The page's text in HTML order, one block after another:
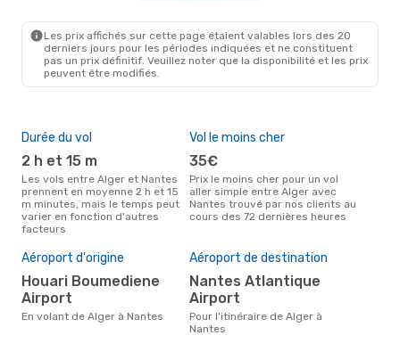
Les prix affichés sur cette page étaient valables lors des 20
derniers jours pour les périodes indiquées et ne constituent
pas un prix définitif. Veuillez noter que la disponibilité et les prix
peuvent être modifiés.
Durée du vol
2 h et 15 m
Les vols entre Alger et Nantes
prennent en moyenne 2 h et 15
m minutes, mais le temps peut
varier en fonction d'autres
facteurs
Vol le moins cher
35€
Prix le moins cher pour un vol
aller simple entre Alger avec
Nantes trouvé par nos clients au
cours des 72 dernières heures
Aéroport d'origine
Houari Boumediene
Airport
En volant de Alger à Nantes
Aéroport de destination
Nantes Atlantique
Airport
Pour l'itinéraire de Alger à
Nantes